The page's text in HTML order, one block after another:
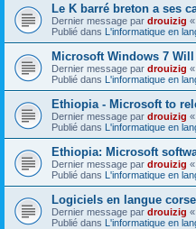
Le K barré breton a ses
Dernier message par drouizig «
Publié dans L'informatique en
Microsoft Windows 7
Dernier message par drouizig «
Publié dans L'informatique en
Ethiopia - Microsoft to
Dernier message par drouizig «
Publié dans L'informatique en
Ethiopia: Microsoft
Dernier message par drouizig «
Publié dans L'informatique en
Logiciels en langue corse
Dernier message par drouizig «
Publié dans L'informatique en